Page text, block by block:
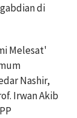
di
Melesat'
Nashir,
Irwan Akib